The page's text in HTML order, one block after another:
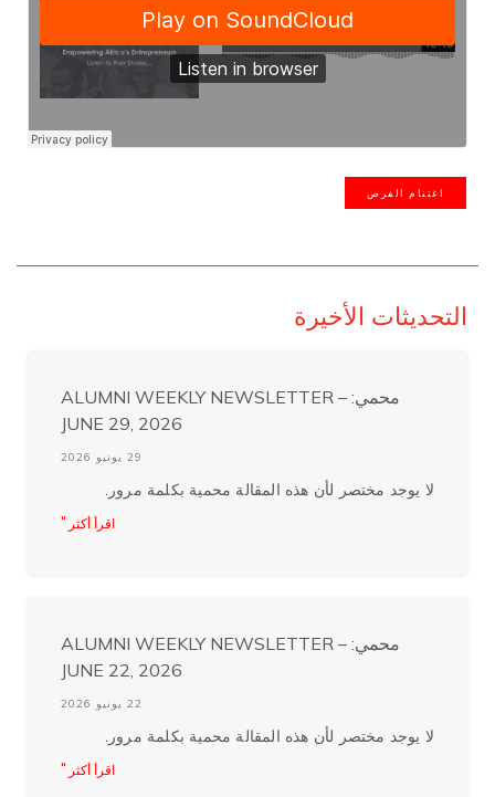
اغتنام الفرص
التحديثات الأخيرة
محمي: ALUMNI WEEKLY NEWSLETTER –
JUNE 29, 2026
29 يونيو 2026
لا يوجد مختصر لأن هذه المقالة محمية بكلمة مرور.
اقرأ أكثر "
محمي: ALUMNI WEEKLY NEWSLETTER –
JUNE 22, 2026
22 يونيو 2026
لا يوجد مختصر لأن هذه المقالة محمية بكلمة مرور.
اقرأ أكثر "